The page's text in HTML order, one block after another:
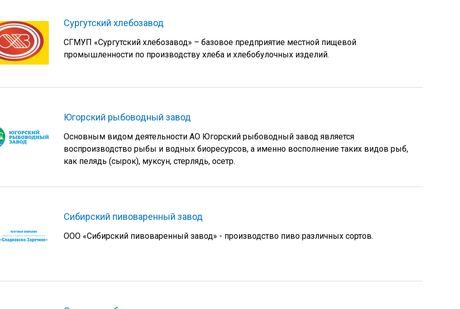
Сургутский хлебозавод
СГМУП «Сургутский хлебозавод» – базовое предприятие местной пищевой
промышленности по производству хлеба и хлебобулочных изделий.
Югорский рыбоводный завод
Основным видом деятельности АО Югорский рыбоводный завод является
воспроизводство рыбы и водных биоресурсов, а именно восполнение таких видов рыб,
как пелядь (сырок), муксун, стерлядь, осетр.
Сибирский пивоваренный завод
ООО «Сибирский пивоваренный завод» - производство пиво различных сортов.